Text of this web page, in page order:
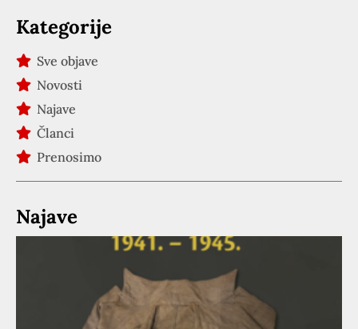
Kategorije
Sve objave
Novosti
Najave
Članci
Prenosimo
Najave